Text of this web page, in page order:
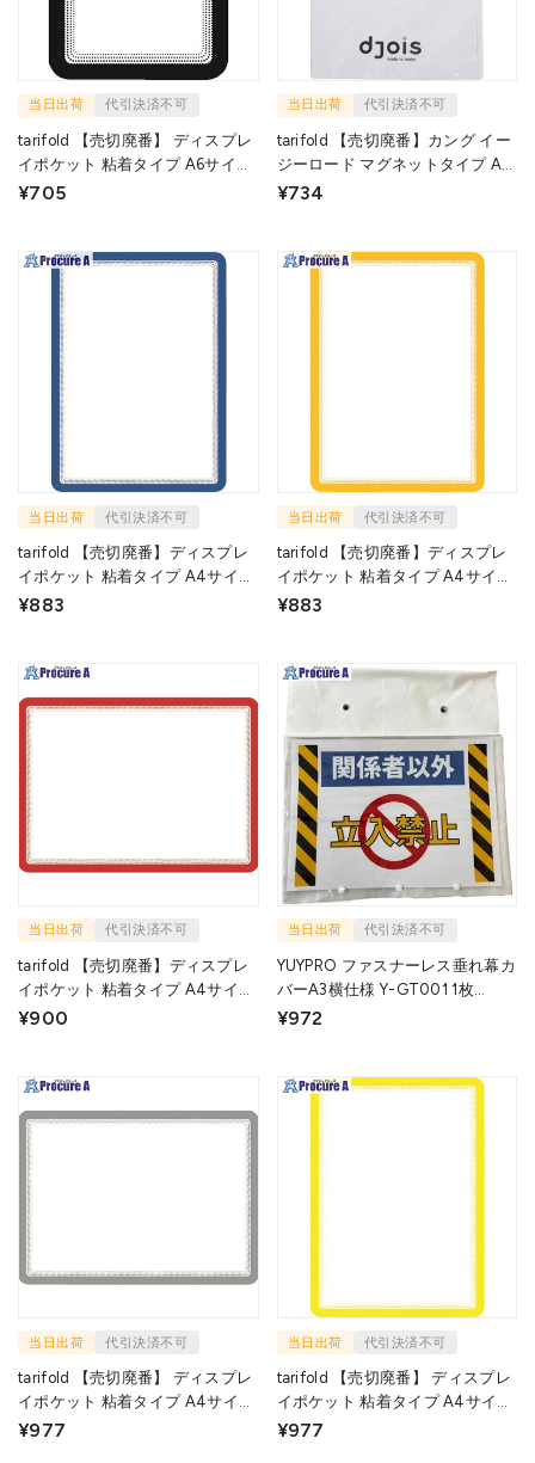
当日出荷 代引決済不可
tarifold 【売切廃番】 ディスプレ
イポケット 粘着タイプ A6サイズ
2枚入り ブラック 194987 1S
¥705
当日出荷 代引決済不可
tarifold 【売切廃番】カング イー
ジーロード マグネットタイプ A4
1枚入り クリア 194695 1S ▼149-
¥734
当日出荷 代引決済不可
tarifold 【売切廃番】ディスプレ
イポケット 粘着タイプ A4サイズ
2枚入り 青 194951 1S ▼115-
¥883
当日出荷 代引決済不可
tarifold 【売切廃番】ディスプレ
イポケット 粘着タイプ A4サイズ
2枚入り オレンジ 194956 1S
¥883
当日出荷 代引決済不可
tarifold 【売切廃番】ディスプレ
イポケット 粘着タイプ A4サイズ
2枚入り 赤 194953 1S ▼115-
¥900
当日出荷 代引決済不可
YUYPRO ファスナーレス垂れ幕カ
バーA3横仕様 Y-GT001 1枚
▼539-3791
¥972
当日出荷 代引決済不可
tarifold 【売切廃番】 ディスプレ
イポケット 粘着タイプ A4サイズ
2枚入り グレー 194950 1S
¥977
当日出荷 代引決済不可
tarifold 【売切廃番】 ディスプレ
イポケット 粘着タイプ A4サイズ
2枚入り 黄 194954 1S ▼115-
¥977